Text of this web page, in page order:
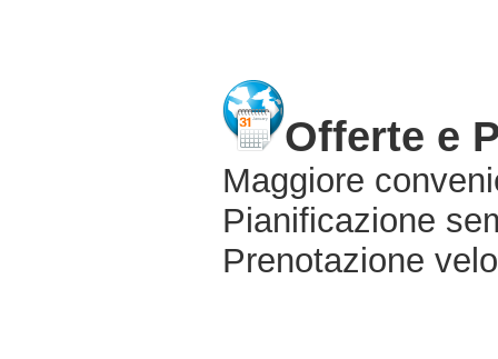
Offerte e
Maggiore
Pianificazione
Prenotazione